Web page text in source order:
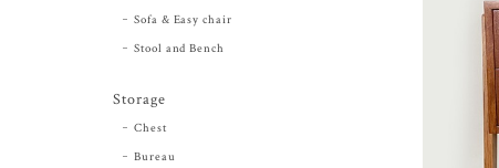
Sofa & Easy chair
Stool and Bench
Storage
Chest
Bureau